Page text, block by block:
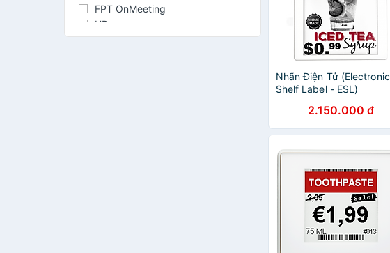
FPT OnMeeting
HP
Intech
Nhãn Điện Tử (Electronic
Shelf Label - ESL)
Chính Hãng2.150.000 đ